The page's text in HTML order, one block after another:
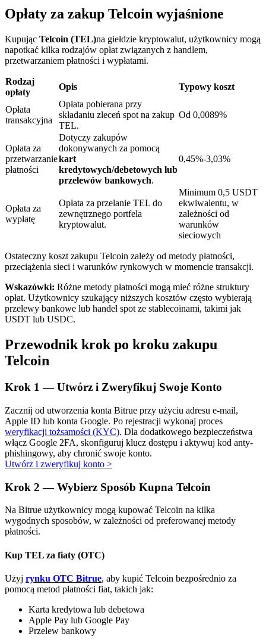
Ekskluzywne inwestycje dla posiadaczy BTR
Pożyczki
Usługa pożyczek wspieranych kryptowalutami
Automatyczna inwestycja
Naucz się stakingu
Dowiedz się, jak uzyskać dochód pasywny
Bitrue
Bitruści Partnerzy
Opłaty za zakup Telcoin wyjaśnione
Kupując Telcoin (TEL)na giełdzie kryptowalut, użytkownicy mogą
napotkać kilka rodzajów opłat związanych z handlem,
przetwarzaniem płatności i wypłatami.
Rodzaj
opłaty
Opis Typowy koszt
Opłata
transakcyjna
Opłata pobierana przy
składaniu zleceń spot na zakup
TEL.
Od 0,0089%
Opłata za
przetwarzanie
płatności
Dotyczy zakupów
dokonywanych za pomocą
kart
kredytowych/debetowych lub
przelewów bankowych.
0,45%-3,03%
Opłata za
wypłatę
Opłata za przelanie TEL do
zewnętrznego portfela
kryptowalut.
Minimum 0,5 USDT
ekwiwalentu, w
zależności od
warunków
sieciowych
Ostateczny koszt zakupu Telcoin zależy od metody płatności,
przeciążenia sieci i warunków rynkowych w momencie transakcji.
Wskazówki: Różne metody płatności mogą mieć różne struktury
opłat. Użytkownicy szukający niższych kosztów często wybierają
przelewy bankowe lub handel spot ze stablecoinami, takimi jak
USDT lub USDC.
Przewodnik krok po kroku zakupu
Telcoin
Krok 1 —Utwórz i Zweryfikuj Swoje Konto
Zacznij od utworzenia konta Bitrue przy użyciu adresu e-mail,
Apple ID lub konta Google. Po rejestracji wykonaj proces
weryfikacji tożsamości (KYC). Dla dodatkowego bezpieczeństwa
włącz Google 2FA, skonfiguruj klucz dostępu i aktywuj kod anty-
phishingowy, aby chronić swoje konto.
Utwórz i zweryfikuj konto >
Krok 2 — Wybierz Sposób Kupna Telcoin
Na Bitrue użytkownicy mogą kupować Telcoin na kilka
wygodnych sposobów, w zależności od preferowanej metody
płatności.
Kup TEL za fiaty (OTC)
Użyj rynku OTC Bitrue, aby kupić Telcoin bezpośrednio za
pomocą metod płatności fiat, takich jak:
Karta kredytowa lub debetowa
Apple Pay lub Google Pay
Przelew bankowy